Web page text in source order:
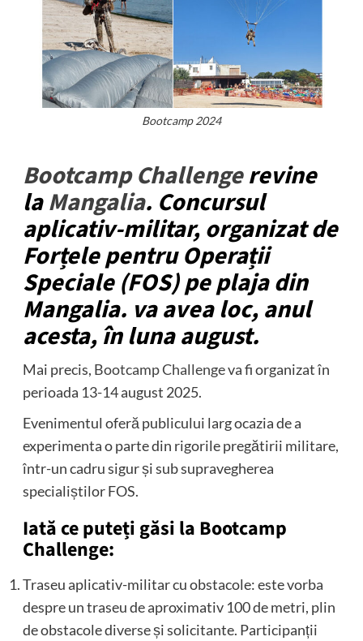
Bootcamp 2024
Bootcamp Challengerevine
laMangalia. Concursul
aplicativ-militar, organizat de
Forțele pentru Operații
Speciale (FOS) pe plaja din
Mangalia. va avea loc, anul
acesta, în luna august.
Mai precis, Bootcamp Challengeva fi organizat în
perioada 13-14 august 2025.
Evenimentul oferă publicului larg ocazia de a
experimenta o parte din rigorile pregătirii militare,
într-un cadru sigur și sub supravegherea
specialiștilor FOS.
Iată ce puteți găsi la Bootcamp
Challenge:
Traseu aplicativ-militar cu obstacole: este vorba
despre un traseu de aproximativ 100 de metri, plin
de obstacole diverse și solicitante. Participanții